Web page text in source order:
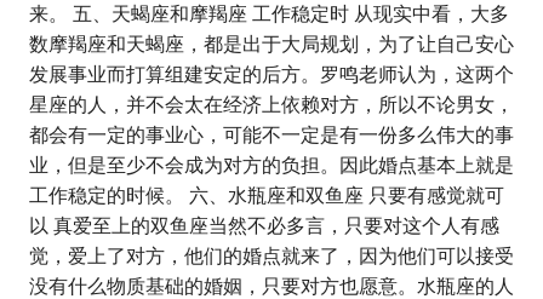
来。 五、天蝎座和摩羯座 工作稳定时 从现实中看，大多
数摩羯座和天蝎座，都是出于大局规划，为了让自己安心
发展事业而打算组建安定的后方。罗鸣老师认为，这两个
星座的人，并不会太在经济上依赖对方，所以不论男女，
都会有一定的事业心，可能不一定是有一份多么伟大的事
业，但是至少不会成为对方的负担。因此婚点基本上就是
工作稳定的时候。 六、水瓶座和双鱼座 只要有感觉就可
以 真爱至上的双鱼座当然不必多言，只要对这个人有感
觉，爱上了对方，他们的婚点就来了，因为他们可以接受
没有什么物质基础的婚姻，只要对方也愿意。水瓶座的人